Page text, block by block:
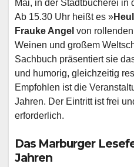
Mai, in der Stadtbücherei in
Ab 15.30 Uhr heißt es »
Frauke Angel von
Weinen und großem
Sachbuch präsentiert sie
und humorig, gleichzeitig
Empfohlen ist die
Jahren. Der Eintritt ist frei
erforderlich.
Das Marburger
Jahren